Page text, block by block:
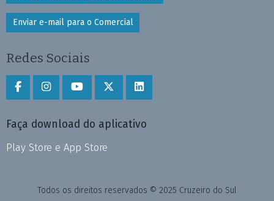
Enviar e-mail para o Comercial
Redes Sociais
Faça download do aplicativo
Play Store e App Store
Todos os direitos reservados © 2025 Cruzeiro do Sul